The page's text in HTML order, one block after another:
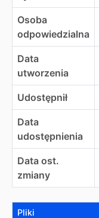
Osoba
odpowiedzialna
Data
utworzenia
Udostępnił
Data
udostępnienia
Data ost.
zmiany
Pliki